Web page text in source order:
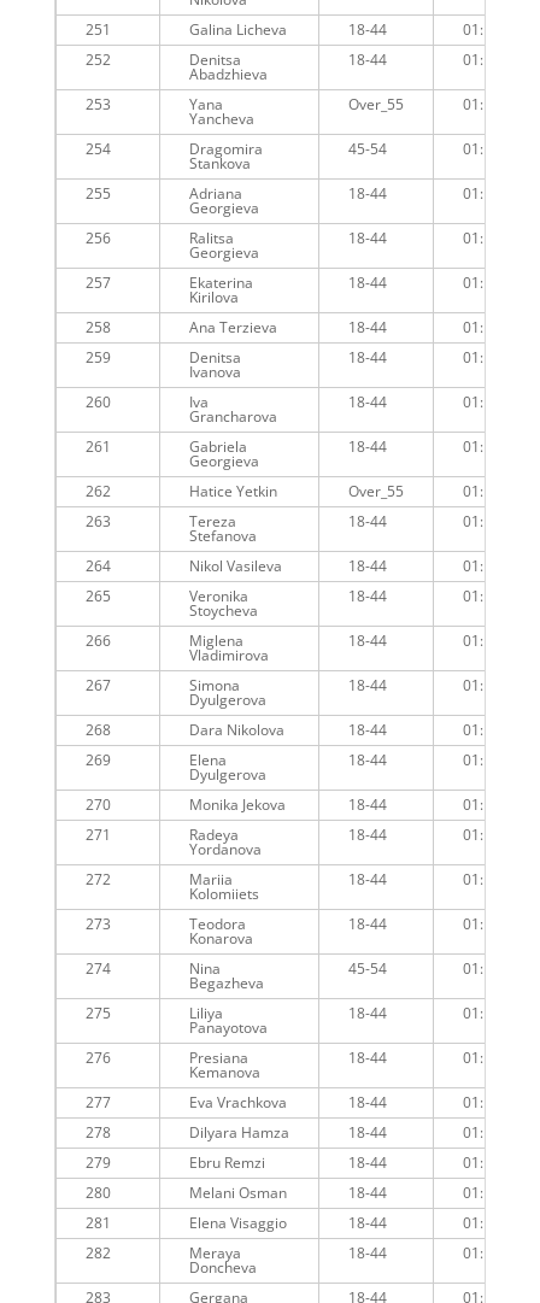
251 Galina Licheva 18-44
01:15:53
252
Denitsa
Abadzhieva
18-44 01:15:52
253 Yana
Yancheva
Over_55 01:15:19
254 Dragomira
Stankova
45-54 01:15:49
255 Adriana
Georgieva
18-44 01:15:29
256 Ralitsa
Georgieva
18-44 01:15:29
257 Ekaterina
Kirilova
18-44 01:16:31
258 Ana Terzieva 18-44
01:15:36
259
Denitsa
Ivanova
18-44 01:15:47
260 Iva
Grancharova
18-44 01:15:48
261 Gabriela
Georgieva
18-44 01:15:48
262 Hatice Yetkin Over_55
01:16:02
263
Tereza
Stefanova
18-44 01:16:23
264 Nikol Vasileva 18-44
01:16:23
265
Veronika
Stoycheva
18-44 01:16:11
266 Miglena
Vladimirova
18-44 01:15:46
267 Simona
Dyulgerova
18-44 01:16:22
268 Dara Nikolova 18-44
01:16:44
269
Elena
Dyulgerova
18-44 01:16:17
270 Monika Jekova 18-44
01:16:12
271
Radeya
Yordanova
18-44 01:16:53
272 Mariia
Kolomiiets
18-44 01:16:59
273 Teodora
Konarova
18-44 01:17:34
274 Nina
Begazheva
45-54 01:16:36
275 Liliya
Panayotova
18-44 01:17:33
276 Presiana
Kemanova
18-44 01:16:45
277 Eva Vrachkova 18-44
01:17:31
278
Dilyara Hamza 18-44
01:17:31
279
Ebru Remzi 18-44
01:17:36
280
Melani Osman 18-44
01:16:48
281
Elena Visaggio 18-44
01:16:49
282
Meraya
Doncheva
18-44 01:18:15
283 Gergana 18-44 01:18:02